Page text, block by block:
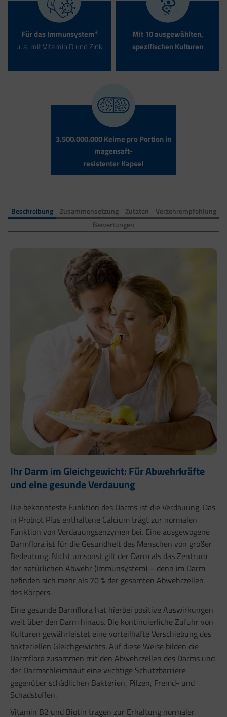
Für das Immunsystem3
u. a. mit Vitamin D und Zink
Mit 10 ausgewählten,
spezifischen Kulturen
3.500.000.000 Keime pro Portion in
magensaft-
resistenter Kapsel
Beschreibung Zusammensetzung Zutaten
Verzehrempfehlung
Bewertungen
Ihr Darm im Gleichgewicht: Für Abwehrkräfte
und eine gesunde Verdauung
Die bekannteste Funktion des Darms ist die Verdauung. Das
in Probiot Plus enthaltene Calcium trägt zur normalen
Funktion von Verdauungsenzymen bei. Eine ausgewogene
Darmflora ist für die Gesundheit des Menschen von großer
Bedeutung. Nicht umsonst gilt der Darm als das Zentrum
der natürlichen Abwehr (Immunsystem) – denn im Darm
befinden sich mehr als 70 % der gesamten Abwehrzellen
des Körpers.
Eine gesunde Darmflora hat hierbei positive Auswirkungen
weit über den Darm hinaus. Die kontinuierliche Zufuhr von
Kulturen gewährleistet eine vorteilhafte Verschiebung des
bakteriellen Gleichgewichts. Auf diese Weise bilden die
Darmflora zusammen mit den Abwehrzellen des Darms und
der Darmschleimhaut eine wichtige Schutzbarriere
gegenüber schädlichen Bakterien, Pilzen, Fremd- und
Schadstoffen.
Vitamin B2 und Biotin tragen zur Erhaltung normaler